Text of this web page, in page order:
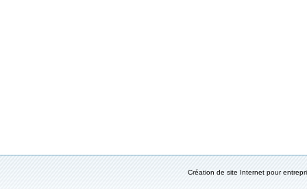
Création de site Internet pour